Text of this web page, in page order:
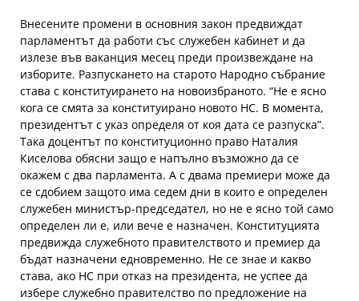
Внесените промени в основния закон предвиждат
парламентът да работи със служебен кабинет и да
излезе във ваканция месец преди произвеждане на
изборите. Разпускането на старото Народно събрание
става с конституирането на новоизбраното. “Не е ясно
кога се смята за конституирано новото НС. В момента,
президентът с указ определя от коя дата се разпуска”.
Така доцентът по конституционно право Наталия
Киселова обясни защо е напълно възможно да се
окажем с два парламента. А с двама премиери може да
се сдобием защото има седем дни в които е определен
служебен министър-председател, но не е ясно той само
определен ли е, или вече е назначен. Конституцията
предвижда служебното правителството и премиер да
бъдат назначени едновременно. Не се знае и какво
става, ако НС при отказ на президента, не успее да
избере служебно правителство по предложение на